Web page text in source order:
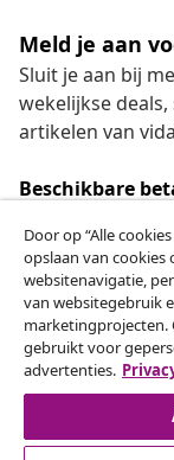
Meld je aan
Sluit je aan bij
wekelijkse
artikelen van
Beschikbare
Herroeping
Een annulering
Door op “Alle
opslaan van
websitenavigatie,
van websitegebruik
marketingprojecten.
gebruikt voor
advertenties.